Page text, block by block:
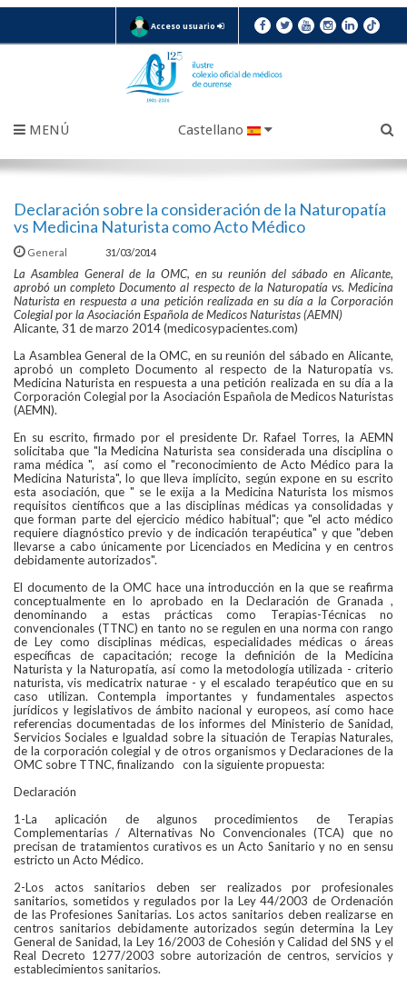
Acceso usuario
MENÚ Castellano
Declaración sobre la consideración de la Naturopatía
vs Medicina Naturista como Acto Médico
General 31/03/2014
La Asamblea General de la OMC, en su reunión del sábado en Alicante,
aprobó un completo Documento al respecto de la Naturopatía vs. Medicina
Naturista en respuesta a una petición realizada en su día a la Corporación
Colegial por la Asociación Española de Medicos Naturistas (AEMN)
Alicante, 31 de marzo 2014 (medicosypacientes.com)
La Asamblea General de la OMC, en su reunión del sábado en Alicante,
aprobó un completo Documento al respecto de la Naturopatía vs.
Medicina Naturista en respuesta a una petición realizada en su día a la
Corporación Colegial por la Asociación Española de Medicos Naturistas
(AEMN).
En su escrito, firmado por el presidente Dr. Rafael Torres, la AEMN
solicitaba que "la Medicina Naturista sea considerada una disciplina o
rama médica ", así como el "reconocimiento de Acto Médico para la
Medicina Naturista", lo que lleva implícito, según expone en su escrito
esta asociación, que " se le exija a la Medicina Naturista los mismos
requisitos científicos que a las disciplinas médicas ya consolidadas y
que forman parte del ejercicio médico habitual"; que "el acto médico
requiere diagnóstico previo y de indicación terapéutica" y que "deben
llevarse a cabo únicamente por Licenciados en Medicina y en centros
debidamente autorizados".
El documento de la OMC hace una introducción en la que se reafirma
conceptualmente en lo aprobado en la Declaración de Granada ,
denominando a estas prácticas como Terapias-Técnicas no
convencionales (TTNC) en tanto no se regulen en una norma con rango
de Ley como disciplinas médicas, especialidades médicas o áreas
específicas de capacitación; recoge la definición de la Medicina
Naturista y la Naturopatía, así como la metodología utilizada - criterio
naturista, vis medicatrix naturae - y el escalado terapéutico que en su
caso utilizan. Contempla importantes y fundamentales aspectos
jurídicos y legislativos de ámbito nacional y europeos, así como hace
referencias documentadas de los informes del Ministerio de Sanidad,
Servicios Sociales e Igualdad sobre la situación de Terapias Naturales,
de la corporación colegial y de otros organismos y Declaraciones de la
OMC sobre TTNC, finalizando con la siguiente propuesta:
Declaración
1-La aplicación de algunos procedimientos de Terapias
Complementarias / Alternativas No Convencionales (TCA) que no
precisan de tratamientos curativos es un Acto Sanitario y no en sensu
estricto un Acto Médico.
2-Los actos sanitarios deben ser realizados por profesionales
sanitarios, sometidos y regulados por la Ley 44/2003 de Ordenación
de las Profesiones Sanitarias. Los actos sanitarios deben realizarse en
centros sanitarios debidamente autorizados según determina la Ley
General de Sanidad, la Ley 16/2003 de Cohesión y Calidad del SNS y el
Real Decreto 1277/2003 sobre autorización de centros, servicios y
establecimientos sanitarios.